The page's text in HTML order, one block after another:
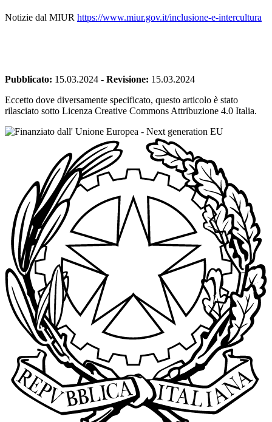
Notizie dal MIUR https://www.miur.gov.it/inclusione-e-intercultura
Pubblicato: 15.03.2024 - Revisione: 15.03.2024
Eccetto dove diversamente specificato, questo articolo è stato
rilasciato sotto Licenza Creative Commons Attribuzione 4.0 Italia.